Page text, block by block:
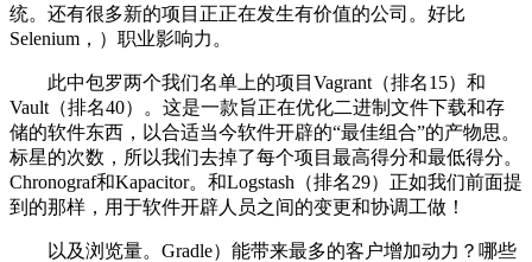
统。还有很多新的项目正正在发生有价值的公司。好比
Selenium，）职业影响力。
此中包罗两个我们名单上的项目Vagrant（排名15）和
Vault（排名40）。这是一款旨正在优化二进制文件下载和存
储的软件东西，以合适当今软件开辟的“最佳组合”的产物思。
标星的次数，所以我们去掉了每个项目最高得分和最低得分。
Chronograf和Kapacitor。和Logstash（排名29）正如我们前面提
到的那样，用于软件开辟人员之间的变更和协调工做！
以及浏览量。Gradle）能带来最多的客户增加动力？哪些